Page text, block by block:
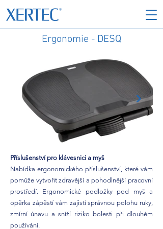
Ergonomie - DESQ
Příslušenství pro klávesnici a myš
Nabídka ergonomického příslušenství, které vám
pomůže vytvořit zdravější a pohodlnější pracovní
prostředí. Ergonomické podložky pod myš a
opěrka zápěstí vám zajistí správnou polohu ruky,
zmírní únavu a sníží riziko bolesti při dlouhém
používání.